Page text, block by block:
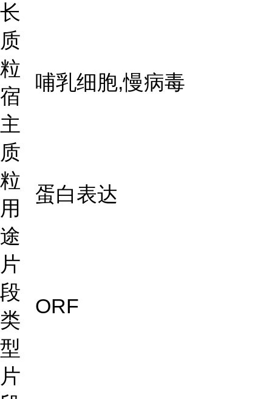
长
质
粒
宿
主
哺乳细胞,慢病毒
质
粒
用
途
蛋白表达
片
段
类
型
ORF
片